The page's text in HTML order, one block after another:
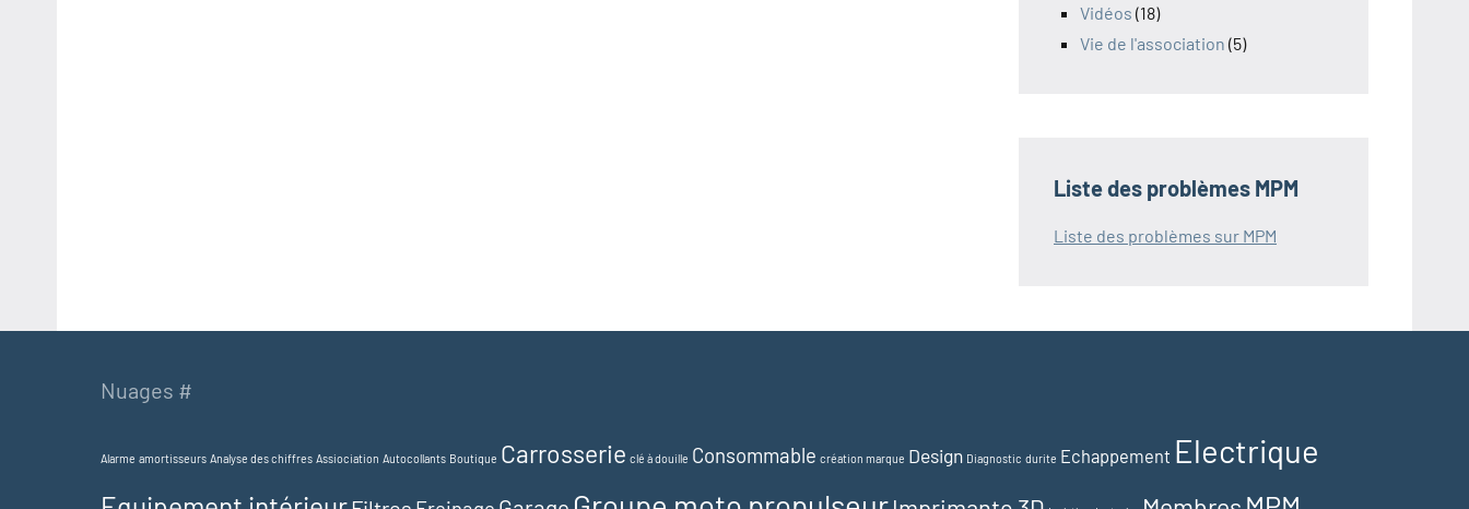
Vidéos (18)
Vie de l'association (5)
Liste des problèmes MPM
Liste des problèmes sur MPM
Nuages #
Alarme amortisseurs Analyse des chiffres Assiociation Autocollants Boutique Carrosserie clé à douille Consommable création marque Design Diagnostic durite Echappement Electrique